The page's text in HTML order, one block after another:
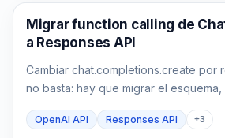
Guía de API
Migrar function calling de
a Responses API
Cambiar chat.completions.create por
no basta: hay que migrar el esquema,
OpenAI API Responses API +3